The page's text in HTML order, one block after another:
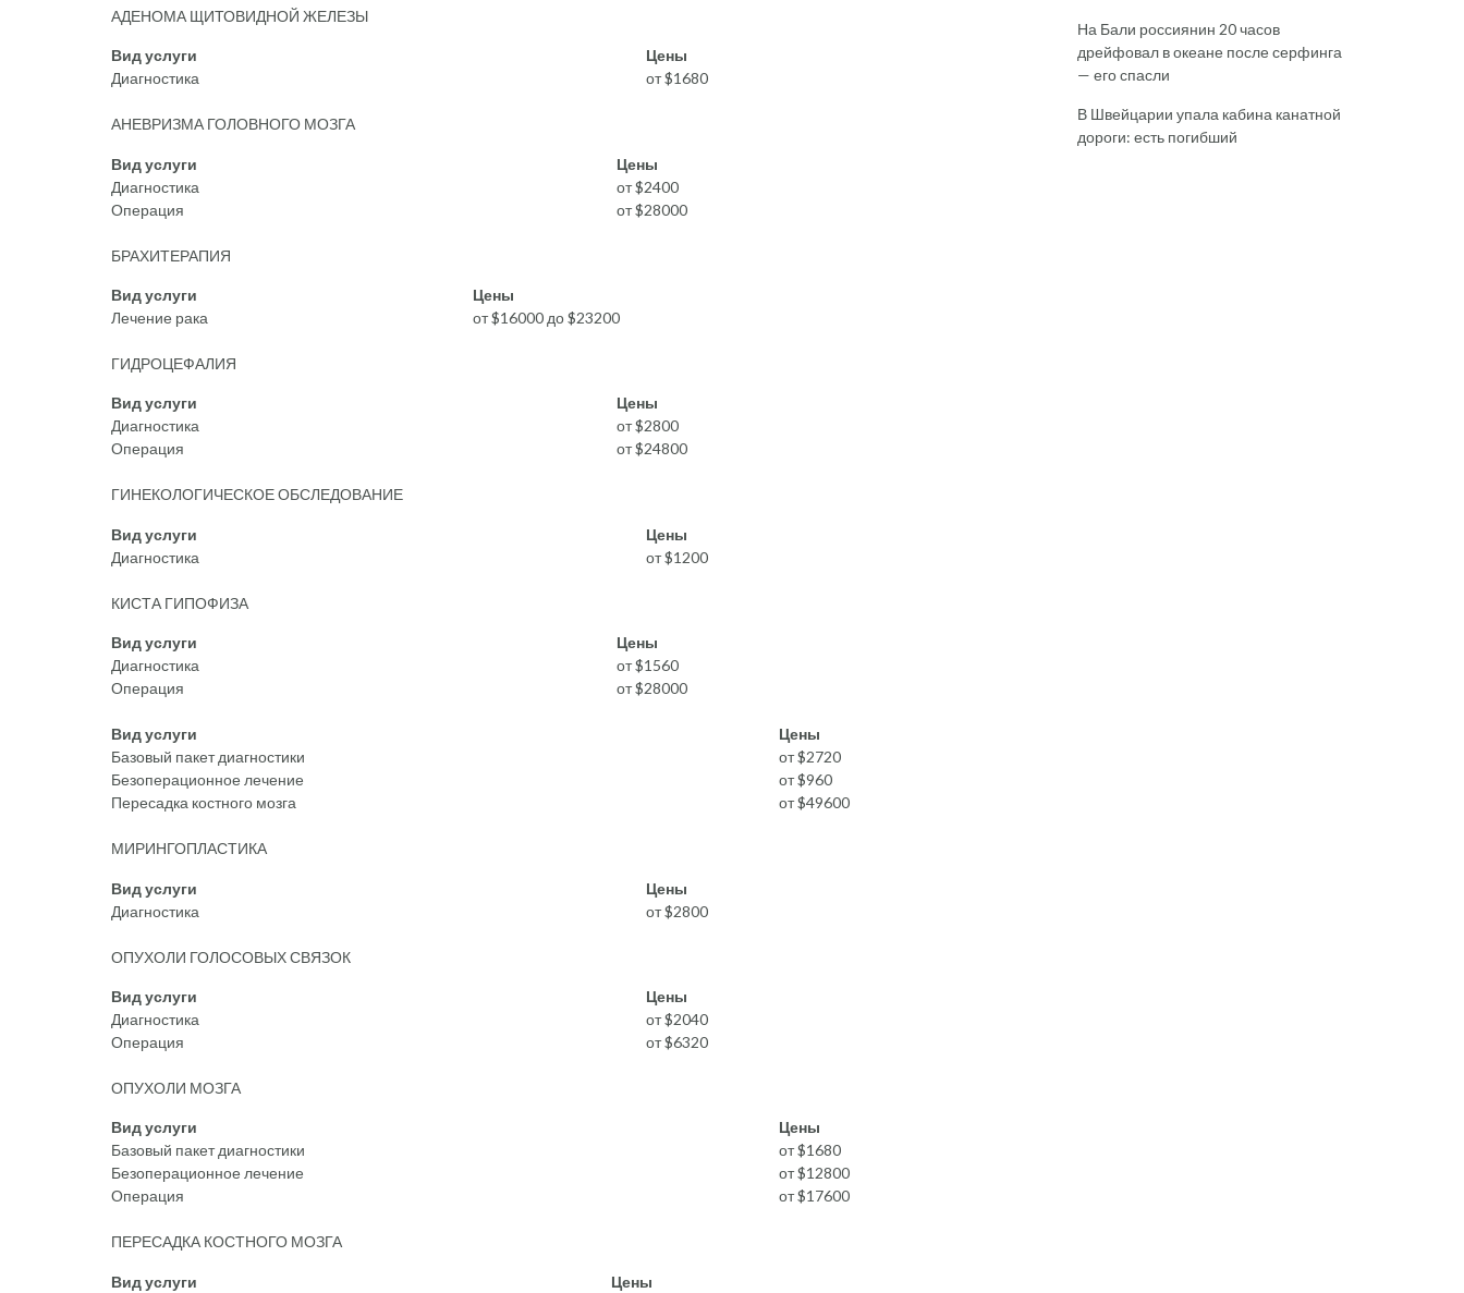
АДЕНОМА ЩИТОВИДНОЙ ЖЕЛЕЗЫ
Вид услуги
Цены
Диагностика
от $1680
АНЕВРИЗМА ГОЛОВНОГО МОЗГА
Вид услуги
Цены
Диагностика
от $2400
Операция
от $28000
БРАХИТЕРАПИЯ
Вид услуги
Цены
Лечение рака
от $16000 до $23200
ГИДРОЦЕФАЛИЯ
Вид услуги
Цены
Диагностика
от $2800
Операция
от $24800
ГИНЕКОЛОГИЧЕСКОЕ ОБСЛЕДОВАНИЕ
Вид услуги
Цены
Диагностика
от $1200
КИСТА ГИПОФИЗА
Вид услуги
Цены
Диагностика
от $1560
Операция
от $28000
Вид услуги
Цены
Базовый пакет диагностики
от $2720
Безоперационное лечение
от $960
Пересадка костного мозга
от $49600
МИРИНГОПЛАСТИКА
Вид услуги
Цены
Диагностика
от $2800
ОПУХОЛИ ГОЛОСОВЫХ СВЯЗОК
Вид услуги
Цены
Диагностика
от $2040
Операция
от $6320
ОПУХОЛИ МОЗГА
Вид услуги
Цены
Базовый пакет диагностики
от $1680
Безоперационное лечение
от $12800
Операция
от $17600
ПЕРЕСАДКА КОСТНОГО МОЗГА
Вид услуги
Цены
На Бали россиянин 20 часов
дрейфовал в океане после серфинга
— его спасли
В Швейцарии упала кабина канатной
дороги: есть погибший